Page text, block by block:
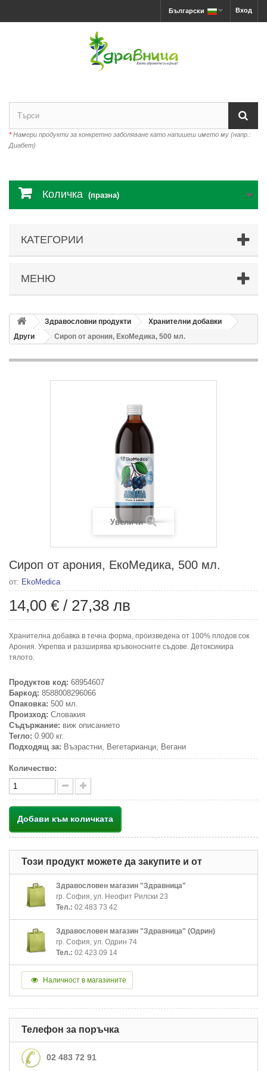
Вход
Български
*Намери продукти за конкретно заболяване като напишеш името му (напр.:
Диабет)
Количка (празна)
КАТЕГОРИИ
МЕНЮ
Здравословни продукти
Хранителни добавки
Други
Сироп от арония, ЕкоМедика, 500 мл.
Увеличи
Сироп от арония, ЕкоМедика, 500 мл.
от: EkoMedica
14,00 € / 27,38 лв
Хранителна добавка в течна форма, произведена от 100% плодов сок
Арония. Укрепва и разширява кръвоносните съдове. Детоксикира
тялото.
Продуктов код: 68954607
Баркод: 8588008296066
Опаковка: 500 мл.
Произход: Словакия
Съдържание: виж описанието
Тегло: 0.900 кг.
Подходящ за: Възрастни, Вегетарианци, Вегани
Количество:
Добави към количката
Този продукт можете да закупите и от
Здравословен магазин "Здравница"
гр. София, ул. Неофит Рилски 23
Тел.: 02 483 73 42
Здравословен магазин "Здравница" (Одрин)
гр. София, ул. Одрин 74
Тел.: 02 423 09 14
Наличност в магазините
Телефон за поръчка
02 483 72 91